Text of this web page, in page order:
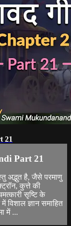
21
Part 21
अद्भुत है, जैसे परमाणु
कुत्ते की
सृष्टि के
ज्ञान समाहित
में ...